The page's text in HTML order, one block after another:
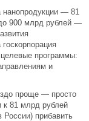
нанопродукции — 81
900 млрд рублей —
программы:
и
проще — просто
к 81 млрд рублей
прибавить